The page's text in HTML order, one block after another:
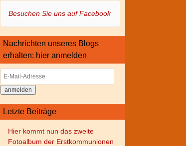
Besuchen Sie uns auf Facebook
Nachrichten unseres Blogs
erhalten: hier anmelden
E-
Mail-
Adresse
Letzte Beiträge
Hier kommt nun das zweite
Fotoalbum der Erstkommunionen